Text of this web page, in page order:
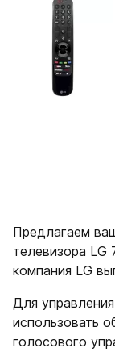
Предлагаем
телевизора LG
компания LG
Для
использовать
голосового